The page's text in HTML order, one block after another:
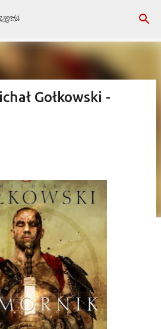
głównej zawartości
Gołkowski -